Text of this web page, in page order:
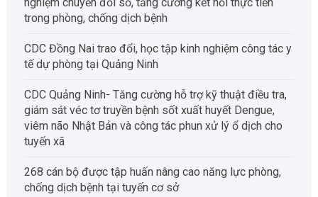
trong phòng, chống dịch bệnh
CDC Đồng Nai trao đổi, học tập kinh nghiệm công tác y
tế dự phòng tại Quảng Ninh
CDC Quảng Ninh- Tăng cường hỗ trợ kỹ thuật điều tra,
giám sát véc tơ truyền bệnh sốt xuất huyết Dengue,
viêm não Nhật Bản và công tác phun xử lý ổ dịch cho
tuyến xã
268 cán bộ được tập huấn nâng cao năng lực phòng,
chống dịch bệnh tại tuyến cơ sở